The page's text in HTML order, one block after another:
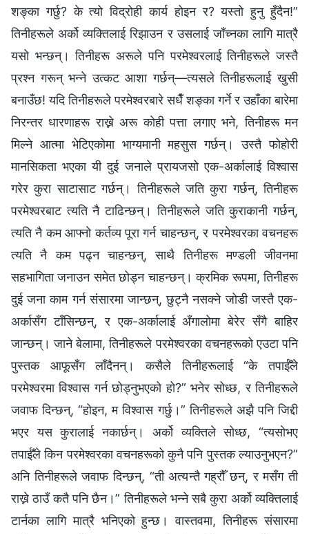
शङ्का गर्छु? के त्यो विद्रोही कार्य होइन र? यस्तो हुनु हुँदैन!”
तिनीहरूले अर्को व्यक्तिलाई रिझाउन र उसलाई जाँच्नका लागि मात्रै
यसो भन्छन्। तिनीहरू अरूले पनि परमेश्‍वरलाई तिनीहरूले जस्तै
प्रश्न गरून् भन्ने उत्कट आशा गर्छन्—त्यसले तिनीहरूलाई खुसी
बनाउँछ! यदि तिनीहरूले परमेश्‍वरबारे सधैँ शङ्का गर्ने र उहाँका बारेमा
निरन्तर धारणाहरू राख्ने अरू कोही पत्ता लगाए भने, तिनीहरू मन
मिल्ने आत्मा भेटिएकोमा भाग्यमानी महसुस गर्छन्। उस्तै फोहोरी
मानसिकता भएका यी दुई जनाले प्रायजसो एक-अर्कालाई विश्‍वास
गरेर कुरा साटासाट गर्छन्। तिनीहरूले जति कुरा गर्छन्, तिनीहरू
परमेश्‍वरबाट त्यति नै टाढिन्छन्। तिनीहरूले जति कुराकानी गर्छन्,
त्यति नै कम आफ्नो कर्तव्य पूरा गर्न चाहन्छन्, र परमेश्‍वरका वचनहरू
त्यति नै कम पढ्न चाहन्छन्, साथै तिनीहरू मण्डली जीवनमा
सहभागिता जनाउन समेत छोड्न चाहन्छन्। क्रमिक रूपमा, तिनीहरू
दुई जना काम गर्न संसारमा जान्छन्, छुट्नै नसक्ने जोडी जस्तै एक-
अर्कासँग टाँसिन्छन्, र एक-अर्कालाई अँगालोमा बेरेर सँगै बाहिर
जान्छन्। जाने बेलामा, तिनीहरूले परमेश्‍वरका वचनहरूको एउटा पनि
पुस्तक आफूसँग लाँदैनन्। कसैले तिनीहरूलाई “के तपाईँले
परमेश्‍वरमा विश्‍वास गर्न छोड्नुभएको हो?” भनेर सोध्छ, र तिनीहरूले
जवाफ दिन्छन्, “होइन, म विश्‍वास गर्छु।” तिनीहरूले अझै पनि जिद्दी
भएर यस कुरालाई नकार्छन्। अर्को व्यक्तिले सोध्छ, “त्यसोभए
तपाईँले किन परमेश्‍वरका वचनहरूको कुनै पनि पुस्तक ल्याउनुभएन?”
अनि तिनीहरूले जवाफ दिन्छन्, “ती अत्यन्तै गह्रौँ छन्, र मसँग ती
राख्ने ठाउँ कतै पनि छैन।” तिनीहरूले भन्ने सबै कुरा अर्को व्यक्तिलाई
टार्नका लागि मात्रै भनिएको हुन्छ। वास्तवमा, तिनीहरू संसारमा